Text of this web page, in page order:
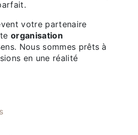
votre partenaire
organisation
Nous sommes prêts à
en une réalité